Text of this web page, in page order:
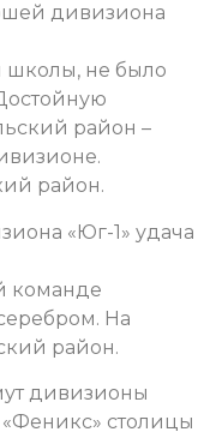
дивизиона
школы, не было
район –
район.
«Юг-1» удача
команде
На
район.
дивизионы
столицы